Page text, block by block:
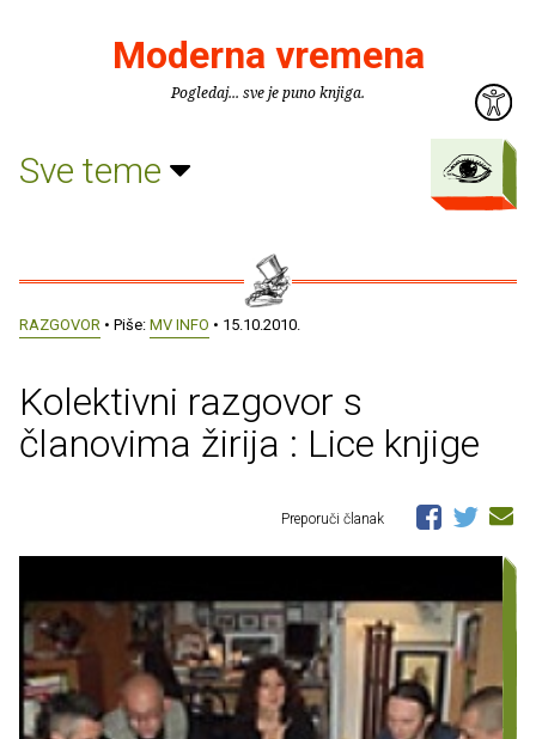
Moderna vremena
Pogledaj... sve je puno knjiga.
Sve teme
RAZGOVOR • Piše: MV INFO • 15.10.2010.
Kolektivni razgovor s
članovima žirija : Lice knjige
Preporuči članak